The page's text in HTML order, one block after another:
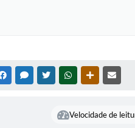
FACEBOOKMESSENGER
TWITTERWHATSAPPOUTRAS
Velocidade de